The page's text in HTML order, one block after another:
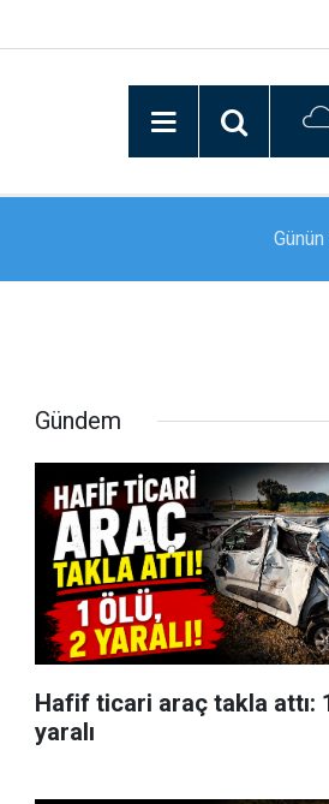
Van
Gündem
Hafif ticari araç takla attı:
yaralı